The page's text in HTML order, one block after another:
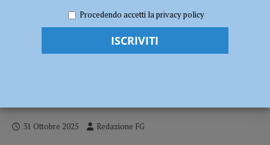
l’allarme a Borgo Faxhall, il ladro tenta di nascondersi ma viene
scoperto: arrestato
Scatta l’allarme a Borgo Faxhall, il ladro
31 Ottobre 2025 Redazione FG
Procedendo accetti la privacy policy